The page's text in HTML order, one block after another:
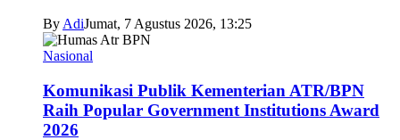
By AdiJumat, 7 Agustus 2026, 13:25
Nasional
Komunikasi Publik Kementerian ATR/BPN
Raih Popular Government Institutions Award
2026